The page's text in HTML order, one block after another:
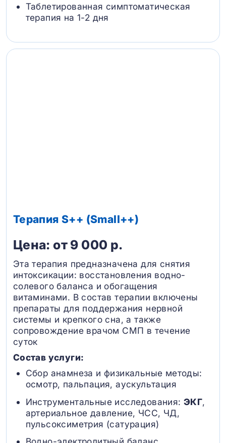
Таблетированная симптоматическая
терапия на 1-2 дня
Терапия S++ (Small++)
Цена: от 9 000 р.
Эта терапия предназначена для снятия
интоксикации: восстановления водно-
солевого баланса и обогащения
витаминами. В состав терапии включены
препараты для поддержания нервной
системы и крепкого сна, а также
сопровождение врачом СМП в течение
суток
Состав услуги:
Сбор анамнеза и физикальные методы:
осмотр, пальпация, аускультация
Инструментальные исследования: ЭКГ,
артериальное давление, ЧСС, ЧД,
пульсоксиметрия (сатурация)